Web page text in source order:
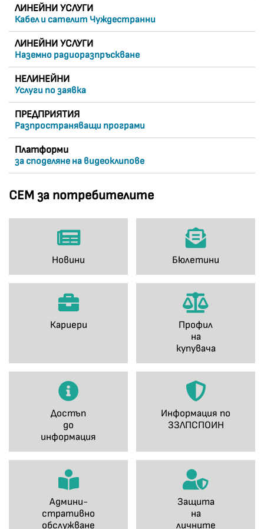
ЛИНЕЙНИ УСЛУГИ
Кабел и сателит Чуждестранни
ЛИНЕЙНИ УСЛУГИ
Наземно радиоразпръскване
НЕЛИНЕЙНИ
Услуги по заявка
ПРЕДПРИЯТИЯ
Разпространяващи програми
Платформи
за споделяне на видеоклипове
СЕМ за потребителите
Новини Бюлетини
Кариери
Профил
на
купувача
Достъп
до
информация
Информация по
ЗЗЛПСПОИН
Админи-
стративно
обслужване
Защита
на
личните